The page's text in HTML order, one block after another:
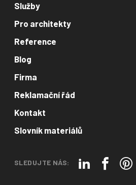
Služby
Pro architekty
Reference
Blog
Firma
Reklamační řád
Kontakt
Slovník materiálů
SLEDUJTE NÁS: